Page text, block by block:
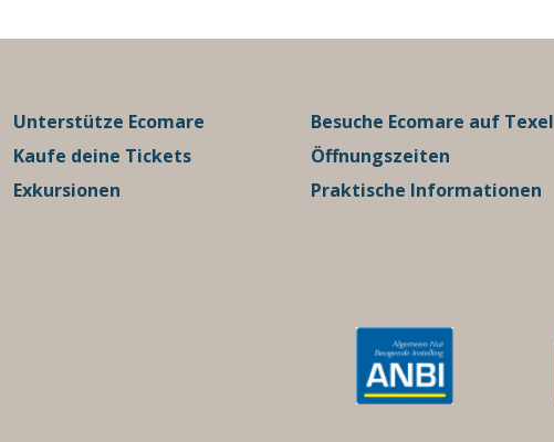
Unterstütze Ecomare
Kaufe deine Tickets
Exkursionen
Besuche Ecomare auf Texel
Öffnungszeiten
Praktische Informationen